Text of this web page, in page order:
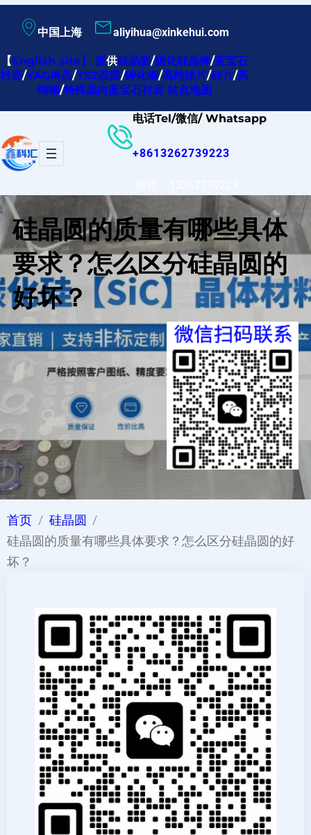
内
容
中国上海 aliyihua@xinkehui.com
【English site】提供硅晶圆/碳化硅晶棒/蓝宝石
衬底/YAG单晶/YSZ晶圆/砷化铟/高纯锗片/硅片/高
纯铟/特殊晶向蓝宝石衬底 站点地图
电话Tel/微信/ Whatsapp
+8613262739223
硅晶圆的质量有哪些具体
要求？怎么区分硅晶圆的
好坏？
首页
硅晶圆
硅晶圆的质量有哪些具体要求？怎么区分硅晶圆的好
坏？